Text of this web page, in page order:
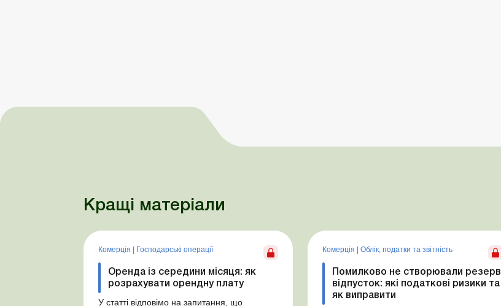
Кращі матеріали
Комерція Господарські операції
Оренда із середини місяця: як
розрахувати орендну плату
У статті відповімо на запитання, що
Комерція Облік, податки та звiтнiсть
Помилково не створювали резерв
відпусток: які податкові ризики та
як виправити